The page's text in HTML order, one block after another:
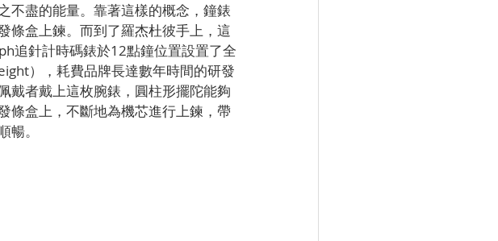
不盡的能量。靠著這樣的概念，鐘錶
條盒上鍊。而到了羅杰杜彼手上，這
追針計時碼錶於12點鐘位置設置了全
），耗費品牌長達數年時間的研發
戴者戴上這枚腕錶，圓柱形擺陀能夠
條盒上，不斷地為機芯進行上鍊，帶
。